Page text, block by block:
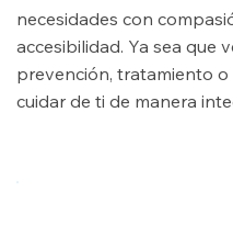
necesidades con
accesibilidad. Ya sea que
prevención, tratamiento
cuidar de ti de manera